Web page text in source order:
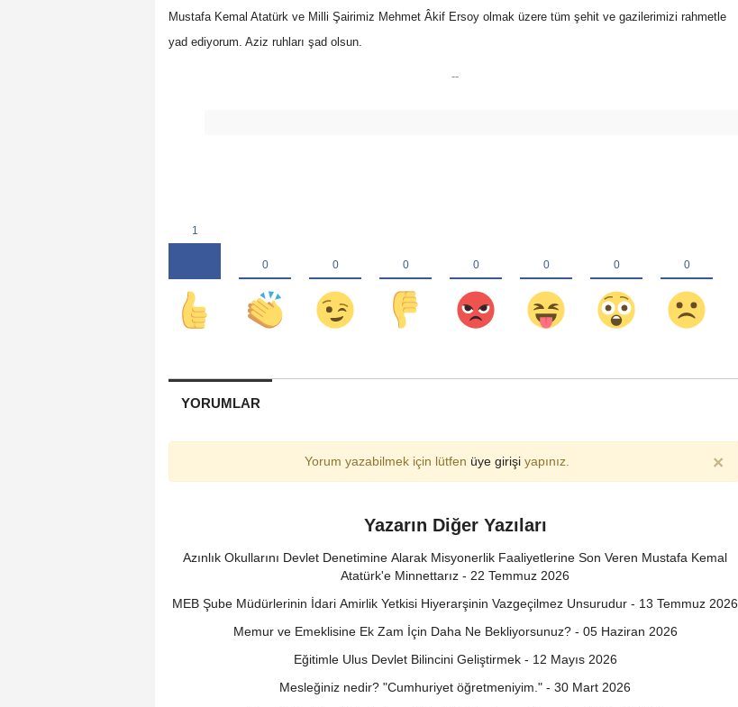
Mustafa Kemal Atatürk ve Milli Şairimiz Mehmet Âkif Ersoy olmak üzere tüm şehit ve gazilerimizi rahmetle
yad ediyorum. Aziz ruhları şad olsun.
--
YORUMLAR
Yorum yazabilmek için lütfen üye girişiyapınız. ×
Yazarın Diğer Yazıları
Azınlık Okullarını Devlet Denetimine Alarak Misyonerlik Faaliyetlerine Son Veren Mustafa Kemal
Atatürk'e Minnettarız - 22 Temmuz 2026
MEB Şube Müdürlerinin İdari Amirlik Yetkisi Hiyerarşinin Vazgeçilmez Unsurudur - 13 Temmuz 2026
Memur ve Emeklisine Ek Zam İçin Daha Ne Bekliyorsunuz? - 05 Haziran 2026
Eğitimle Ulus Devlet Bilincini Geliştirmek - 12 Mayıs 2026
Mesleğiniz nedir? "Cumhuriyet öğretmeniyim." - 30 Mart 2026